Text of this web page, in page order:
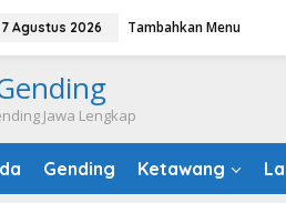
Agustus 2026 Tambahkan Menu
Jawa Lengkap
Gending Ketawang